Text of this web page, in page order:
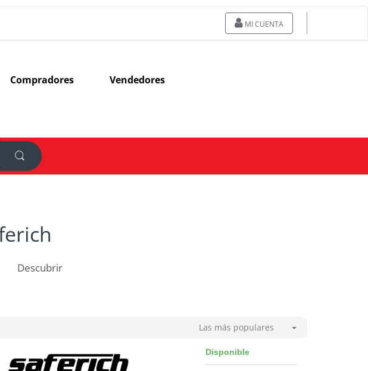
MI CUENTA
Compradores Vendedores
Descubrir
Las más populares
Disponible